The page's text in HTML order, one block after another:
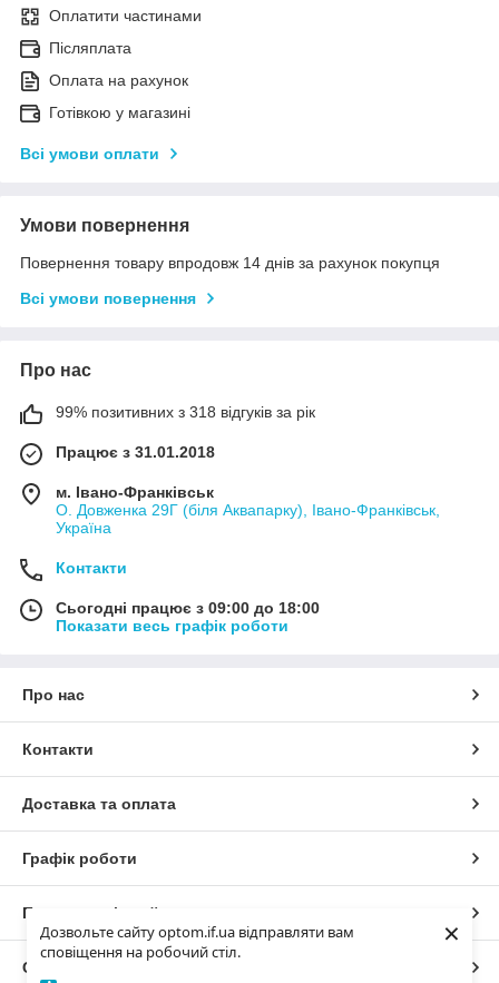
Дозвольте сайту optom.if.ua відправляти вам
сповіщення на робочий стіл.
×
Оплатити частинами
Післяплата
Оплата на рахунок
Готівкою у магазині
Всі умови оплати
Умови повернення
Повернення товару впродовж 14 днів за рахунок покупця
Всі умови повернення
Про нас
99% позитивних з 318 відгуків за рік
Працює з 31.01.2018
м. Івано-Франківськ
О. Довженка 29Г (біля Аквапарку), Івано-Франківськ,
Україна
Контакти
Сьогодні працює з 09:00 до 18:00
Показати весь графік роботи
Про нас
Контакти
Доставка та оплата
Графік роботи
Повна версія сайту
Сайт створено на маркетплейсі